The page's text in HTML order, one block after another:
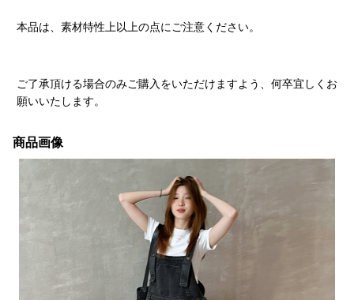
本品は、素材特性上以上の点にご注意ください。
ご了承頂ける場合のみご購入をいただけますよう、何卒宜しくお
願いいたします。
商品画像